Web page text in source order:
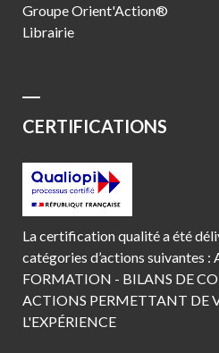
Groupe Orient'Action®
Librairie
CERTIFICATIONS
La certification qualité a été
catégories d’actions suivantes :
FORMATION - BILANS DE
ACTIONS PERMETTANT DE
L'EXPÉRIENCE